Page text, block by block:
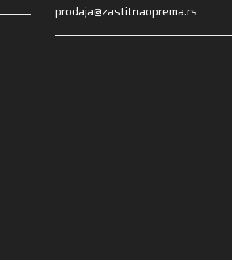
prodaja@zastitnaoprema.rs